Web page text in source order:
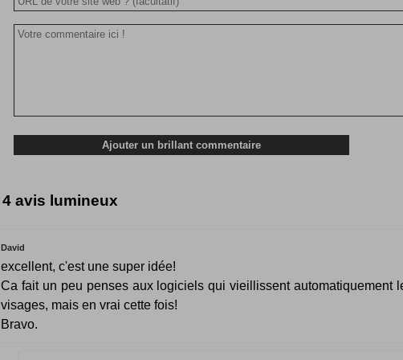
4 avis lumineux
David
excellent, c'est une super idée!
Ca fait un peu penses aux logiciels qui vieillissent automatiquement
visages, mais en vrai cette fois!
Bravo.